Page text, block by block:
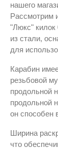
нашего
Рассмотрим
"Люкс" килок
из стали,
для
Карабин
резьбовой
продольной
продольной
он способен
Ширина
что